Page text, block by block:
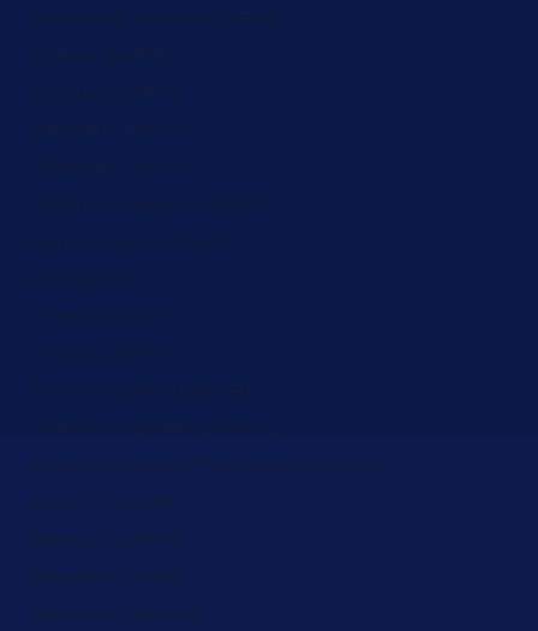
Equatorial Guinea (ZAR R)
Eritrea (ZAR R)
Estonia (ZAR R)
Eswatini (ZAR R)
Ethiopia (ZAR R)
Falkland Islands (ZAR R)
Faroe Islands (ZAR R)
Fiji (ZAR R)
Finland (ZAR R)
France (ZAR R)
French Guiana (ZAR R)
French Polynesia (ZAR R)
French Southern Territories (ZAR R)
Gabon (ZAR R)
Gambia (ZAR R)
Georgia (ZAR R)
Germany (ZAR R)